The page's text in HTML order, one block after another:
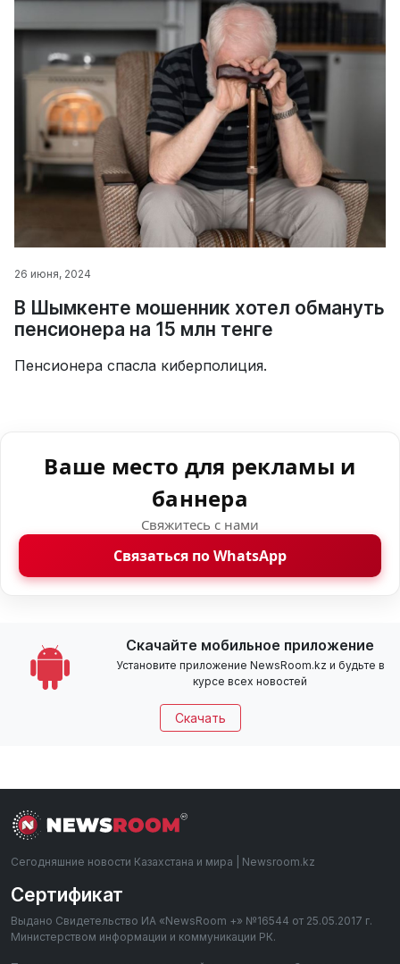
26 июня, 2024
В Шымкенте мошенник хотел обмануть
пенсионера на 15 млн тенге
Пенсионера спасла киберполиция.
Ваше место для рекламы и
баннера
Свяжитесь с нами
Связаться по WhatsApp
Скачайте мобильное приложение
Установите приложение NewsRoom.kz и будьте в
курсе всех новостей
Скачать
Сегодняшние новости Казахстана и мира | Newsroom.kz
Сертификат
Выдано Свидетельство ИА «NewsRoom +» №16544 от 25.05.2017 г.
Министерством информации и коммуникации РК.